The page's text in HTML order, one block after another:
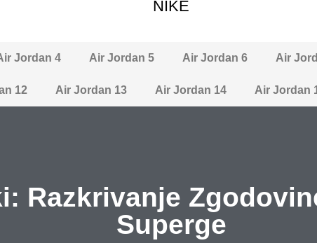
NIKE
Jordan 4 Air Jordan 5 Air Jordan 6 Air
12 Air Jordan 13 Air Jordan 14 Air Jordan
Razkrivanje
Superge